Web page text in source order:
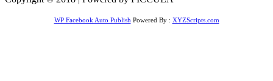
WP Facebook Auto Publish Powered By : XYZScripts.com